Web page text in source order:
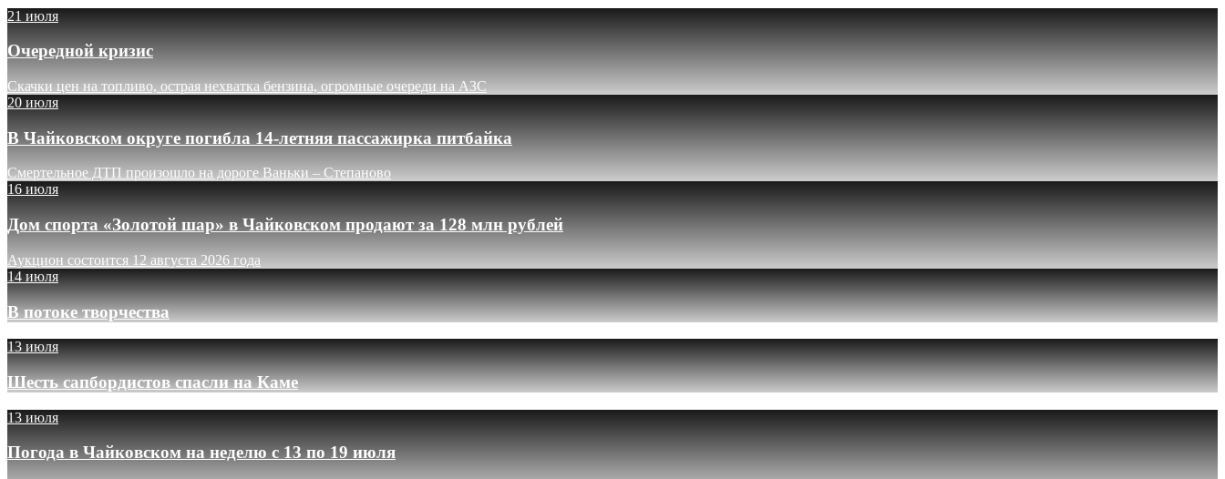
21 июля
Очередной кризис
Скачки цен на топливо, острая нехватка бензина, огромные очереди на АЗС
20 июля
В Чайковском округе погибла 14-летняя пассажирка питбайка
Смертельное ДТП произошло на дороге Ваньки – Степаново
16 июля
Дом спорта «Золотой шар» в Чайковском продают за 128 млн рублей
Аукцион состоится 12 августа 2026 года
14 июля
В потоке творчества
13 июля
Шесть сапбордистов спасли на Каме
13 июля
Погода в Чайковском на неделю с 13 по 19 июля